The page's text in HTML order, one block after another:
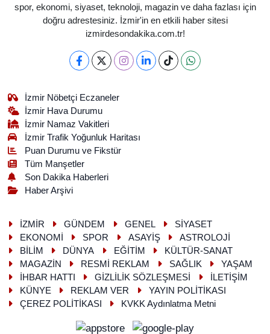
spor, ekonomi, siyaset, teknoloji, magazin ve daha fazlası için
doğru adrestesiniz. İzmir'in en etkili haber sitesi
izmirdesondakika.com.tr!
İzmir Nöbetçi Eczaneler
İzmir Hava Durumu
İzmir Namaz Vakitleri
İzmir Trafik Yoğunluk Haritası
Puan Durumu ve Fikstür
Tüm Manşetler
Son Dakika Haberleri
Haber Arşivi
İZMİR GÜNDEM GENEL
SİYASET
EKONOMİ
SPOR ASAYİŞ
ASTROLOJİ
BİLİM
DÜNYA EĞİTİM
KÜLTÜR-SANAT
MAGAZİN
RESMİ REKLAM SAĞLIK
YAŞAM
İHBAR HATTI
GİZLİLİK SÖZLEŞMESİ
İLETİŞİM
KÜNYE
REKLAM VER
YAYIN POLİTİKASI
ÇEREZ POLİTİKASI
KVKK Aydınlatma Metni